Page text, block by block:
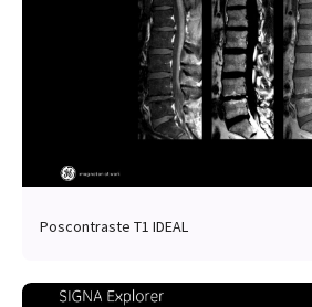
Poscontraste T1 IDEAL